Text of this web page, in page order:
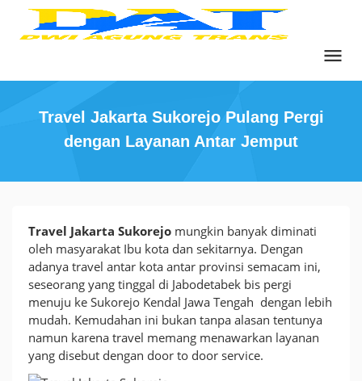
content
Travel Jakarta Sukorejo Pulang Pergi
dengan Layanan Antar Jemput
Travel
Jakarta
Sukorejo
Pulang
Pergi
dengan
Layanan
Antar
Jemput
Travel Jakarta Sukorejo mungkin banyak diminati
oleh masyarakat Ibu kota dan sekitarnya. Dengan
adanya travel antar kota antar provinsi semacam ini,
seseorang yang tinggal di Jabodetabek bis pergi
menuju ke Sukorejo Kendal Jawa Tengah dengan lebih
mudah. Kemudahan ini bukan tanpa alasan tentunya
namun karena travel memang menawarkan layanan
yang disebut dengan door to door service.